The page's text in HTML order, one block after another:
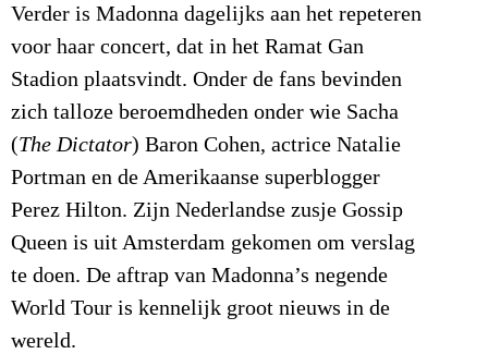
Verder is Madonna dagelijks aan het repeteren
voor haar concert, dat in het Ramat Gan
Stadion plaatsvindt. Onder de fans bevinden
zich talloze beroemdheden onder wie Sacha
(The Dictator) Baron Cohen, actrice Natalie
Portman en de Amerikaanse superblogger
Perez Hilton. Zijn Nederlandse zusje Gossip
Queen is uit Amsterdam gekomen om verslag
te doen. De aftrap van Madonna’s negende
World Tour is kennelijk groot nieuws in de
wereld.